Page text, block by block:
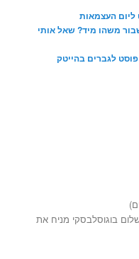
ליום העצמאות
משהו מיד? שאל אותי
לגברים בהייטק
בוגוסלבסקי מניח את